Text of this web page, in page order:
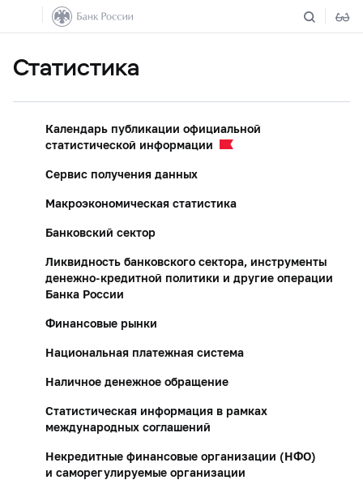
Статистика
Календарь публикации официальной
статистической информации
Сервис получения данных
Макроэкономическая статистика
Банковский сектор
Ликвидность банковского сектора, инструменты
денежно-кредитной политики и другие операции
Банка России
Финансовые рынки
Национальная платежная система
Наличное денежное обращение
Статистическая информация в рамках
международных соглашений
Некредитные финансовые организации (НФО)
и саморегулируемые организации